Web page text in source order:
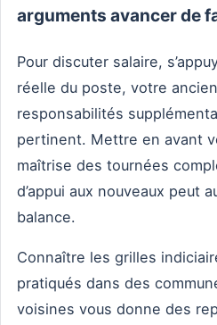
arguments avancer de
Pour discuter salaire,
réelle du poste, votre
responsabilités
pertinent. Mettre en avant
maîtrise des tournées
d’appui aux nouveaux peut
balance.
Connaître les grilles
pratiqués dans des
voisines vous donne des